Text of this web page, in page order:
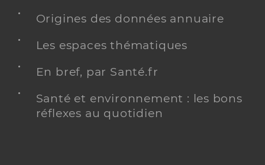
Origines des données annuaire
Les espaces thématiques
En bref, par Santé.fr
Santé et environnement : les bons
réflexes au quotidien